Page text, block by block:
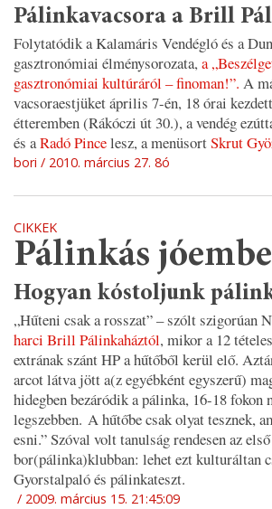
Pálinkavacsora a Brill
Folytatódik a Kalamáris Vendégló és a
gasztronómiai élménysorozata,a
gasztronómiai kultúráról – finoman!”. A
vacsoraestjüket április 7-én, 18 órai
étteremben (Rákóczi út 30.), a vendég
és aRadó Pincelesz, a menüsortSkrut
bori 2010. március 27. 8ó
CIKKEK
Pálinkás
Hogyan kóstoljunk
„Hűteni csak a rosszat”– szólt szigorúan
harci Brill Pálinkaháztól, mikor a 12
extrának szánt HP a hűtőből kerül elő.
arcot látva jött a(z egyébként egyszerű)
hidegben bezáródik a pálinka, 16-18 fokon
legszebben. A hűtőbe csak olyat tesznek,
esni.”Szóval volt tanulság rendesen az
bor(pálinka)klubban: lehet ezt kulturáltan
Gyorstalpaló és pálinkateszt.
2009. március 15. 21:45:09